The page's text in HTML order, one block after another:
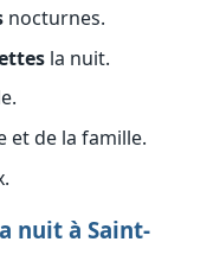
nocturnes.
la nuit.
et de la famille.
nuit à Saint-